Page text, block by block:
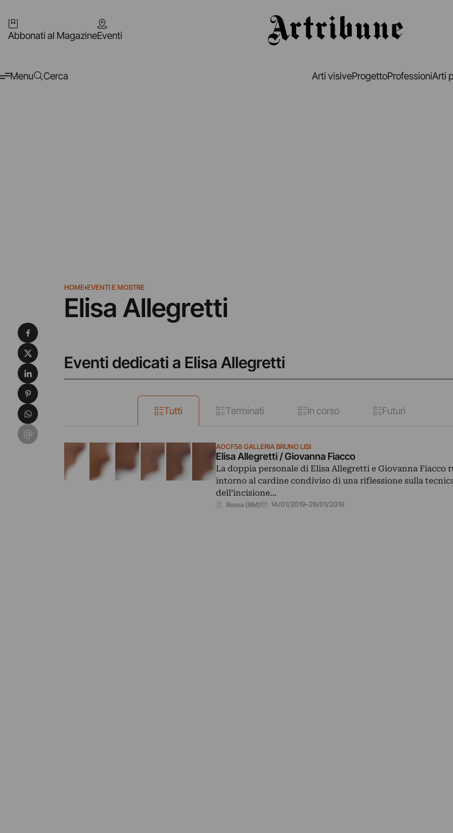
Abbonati al MagazineEventi
Menu Cerca Arti visiveProgettoProfessioniArti
HOME›EVENTI E MOSTRE
Elisa Allegretti
Eventi dedicati a Elisa Allegretti
Tutti Terminati In corso Futuri
AOCF58 GALLERIA BRUNO LISI
Elisa Allegretti / Giovanna Fiacco
La doppia personale di Elisa Allegretti e Giovanna Fiacco
intorno al cardine condiviso di una riflessione sulla
dell’incisione…
Roma (RM) 14/01/2019–26/01/2019
Condividi su Facebook
Condividi su X
Condividi su LinkedIn
Condividi su Pinterest
Condividi su WhatsApp
Condividi su Email